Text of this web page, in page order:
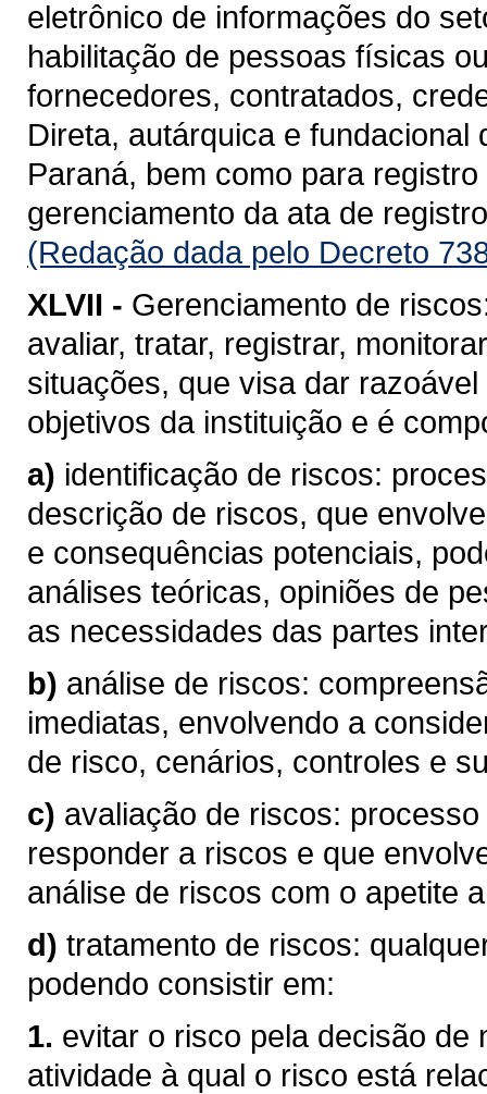
eletrônico de informações do
habilitação de pessoas físicas
fornecedores, contratados,
Direta, autárquica e
Paraná, bem como para
gerenciamento da ata de
(Redação dada pelo Decreto
XLVII - Gerenciamento de
avaliar, tratar, registrar,
situações, que visa dar
objetivos da instituição e é
a) identificação de riscos:
descrição de riscos, que
e consequências potenciais,
análises teóricas, opiniões de
as necessidades das partes
b) análise de riscos:
imediatas, envolvendo a
de risco, cenários, controles e
c) avaliação de riscos:
responder a riscos e que
análise de riscos com o apetite
d) tratamento de riscos:
podendo consistir em:
1. evitar o risco pela decisão de
atividade à qual o risco está